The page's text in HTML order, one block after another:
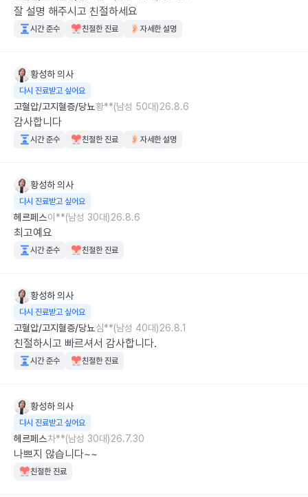
잘 설명 해주시고 친절하세요
시간 준수 친절한 진료 자세한 설명
황성하의사
다시 진료받고 싶어요
고혈압/고지혈증/당뇨황**(남성 50대)26.8.6
감사합니다
시간 준수 친절한 진료 자세한 설명
황성하의사
다시 진료받고 싶어요
헤르페스이**(남성 30대)26.8.6
최고예요
시간 준수 친절한 진료
황성하의사
다시 진료받고 싶어요
고혈압/고지혈증/당뇨심**(남성 40대)26.8.1
친절하시고 빠르셔서 감사합니다.
시간 준수 친절한 진료
황성하의사
다시 진료받고 싶어요
헤르페스차**(남성 30대)26.7.30
나쁘지 않습니다~~
친절한 진료